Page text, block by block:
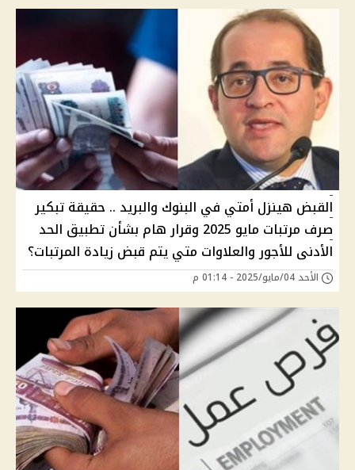
القبض هينزل أمتي في البنوك والبريد .. حقيقة تبكير
صرف مرتبات مايو 2025 وقرار هام بشأن تطبيق الحد
الأدنى للأجور والعلاوات متي يتم قبض زيادة المرتبات؟
الأحد 04/مايو/2025 - 01:14 م